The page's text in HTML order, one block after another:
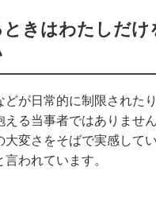
ときはわたしだ
どが日常的に制限された
る当事者ではありませ
大変さをそばで実感して
われています。